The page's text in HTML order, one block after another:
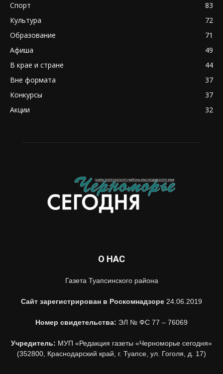
Спорт
83
Культура
72
Образование
71
Афиша
49
В крае и стране
44
Вне формата
37
Конкурсы
37
Акции
32
О НАС
Газета Туапсинского района
Сайт зарегистрирован в Роскомнадзоре 24.06.2019
Номер свидетельства: ЭЛ № ФС 77 – 76069
Учредитель: МУП «Редакция газеты «Черноморье сегодня»
(352800, Краснодарский край, г. Туапсе, ул. Гоголя, д. 17)